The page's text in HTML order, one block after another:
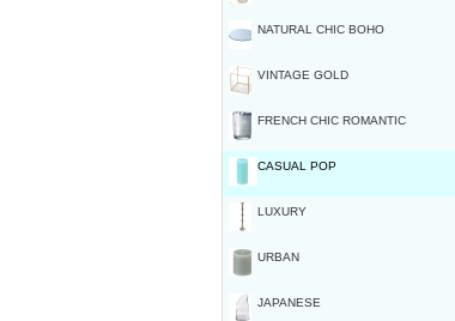
NATURAL CHIC BOHO
VINTAGE GOLD
FRENCH CHIC ROMANTIC
CASUAL POP
LUXURY
URBAN
JAPANESE